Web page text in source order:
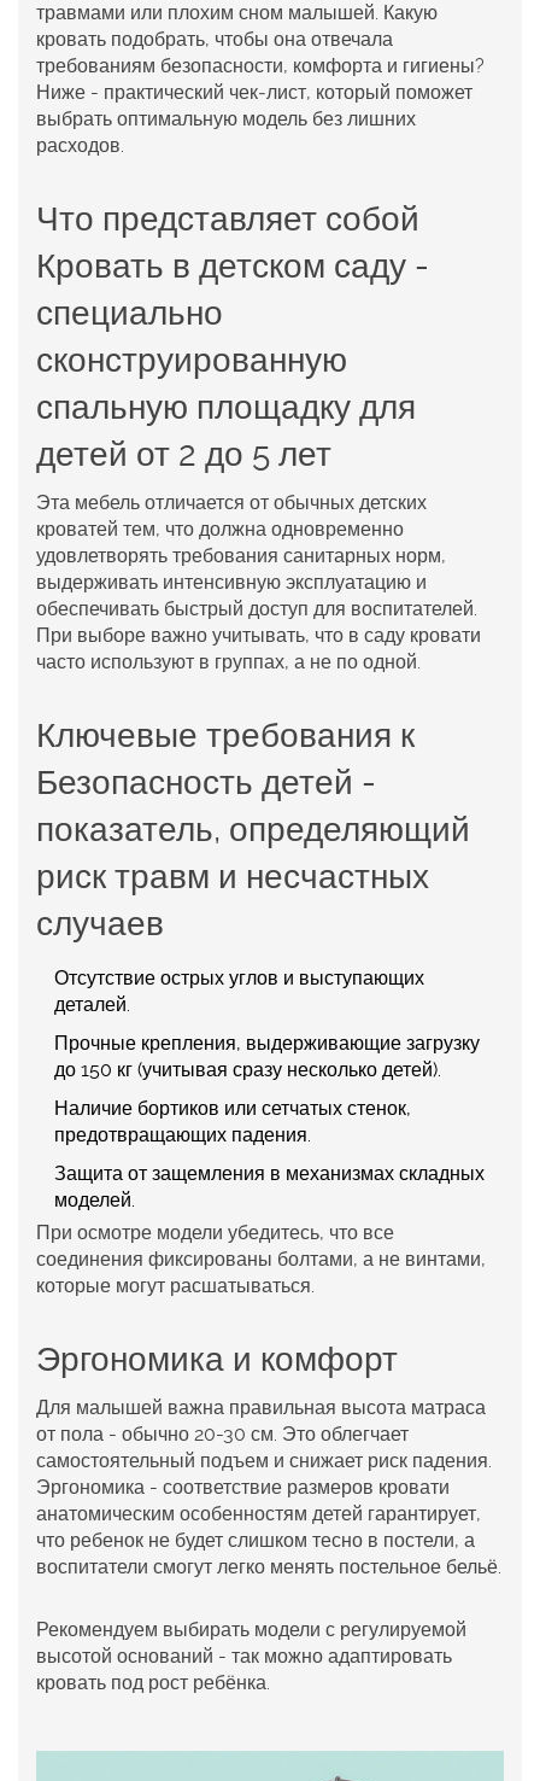
травмами или плохим сном малышей. Какую
кровать подобрать, чтобы она отвечала
требованиям безопасности, комфорта и гигиены?
Ниже - практический чек‑лист, который поможет
выбрать оптимальную модель без лишних
расходов.
Что представляет собой
Кровать в детском саду -
специально
сконструированную
спальную площадку для
детей от 2 до 5 лет
Эта мебель отличается от обычных детских
кроватей тем, что должна одновременно
удовлетворять требования санитарных норм,
выдерживать интенсивную эксплуатацию и
обеспечивать быстрый доступ для воспитателей.
При выборе важно учитывать, что в саду кровати
часто используют в группах, а не по одной.
Ключевые требования к
Безопасность детей -
показатель, определяющий
риск травм и несчастных
случаев
Отсутствие острых углов и выступающих
деталей.
Прочные крепления, выдерживающие загрузку
до 150 кг (учитывая сразу несколько детей).
Наличие бортиков или сетчатых стенок,
предотвращающих падения.
Защита от защемления в механизмах складных
моделей.
При осмотре модели убедитесь, что все
соединения фиксированы болтами, а не винтами,
которые могут расшатываться.
Эргономика и комфорт
Для малышей важна правильная высота матраса
от пола - обычно 20-30 см. Это облегчает
самостоятельный подъем и снижает риск падения.
Эргономика - соответствие размеров кровати
анатомическим особенностям детей гарантирует,
что ребенок не будет слишком тесно в постели, а
воспитатели смогут легко менять постельное бельё.
Рекомендуем выбирать модели с регулируемой
высотой оснований - так можно адаптировать
кровать под рост ребёнка.